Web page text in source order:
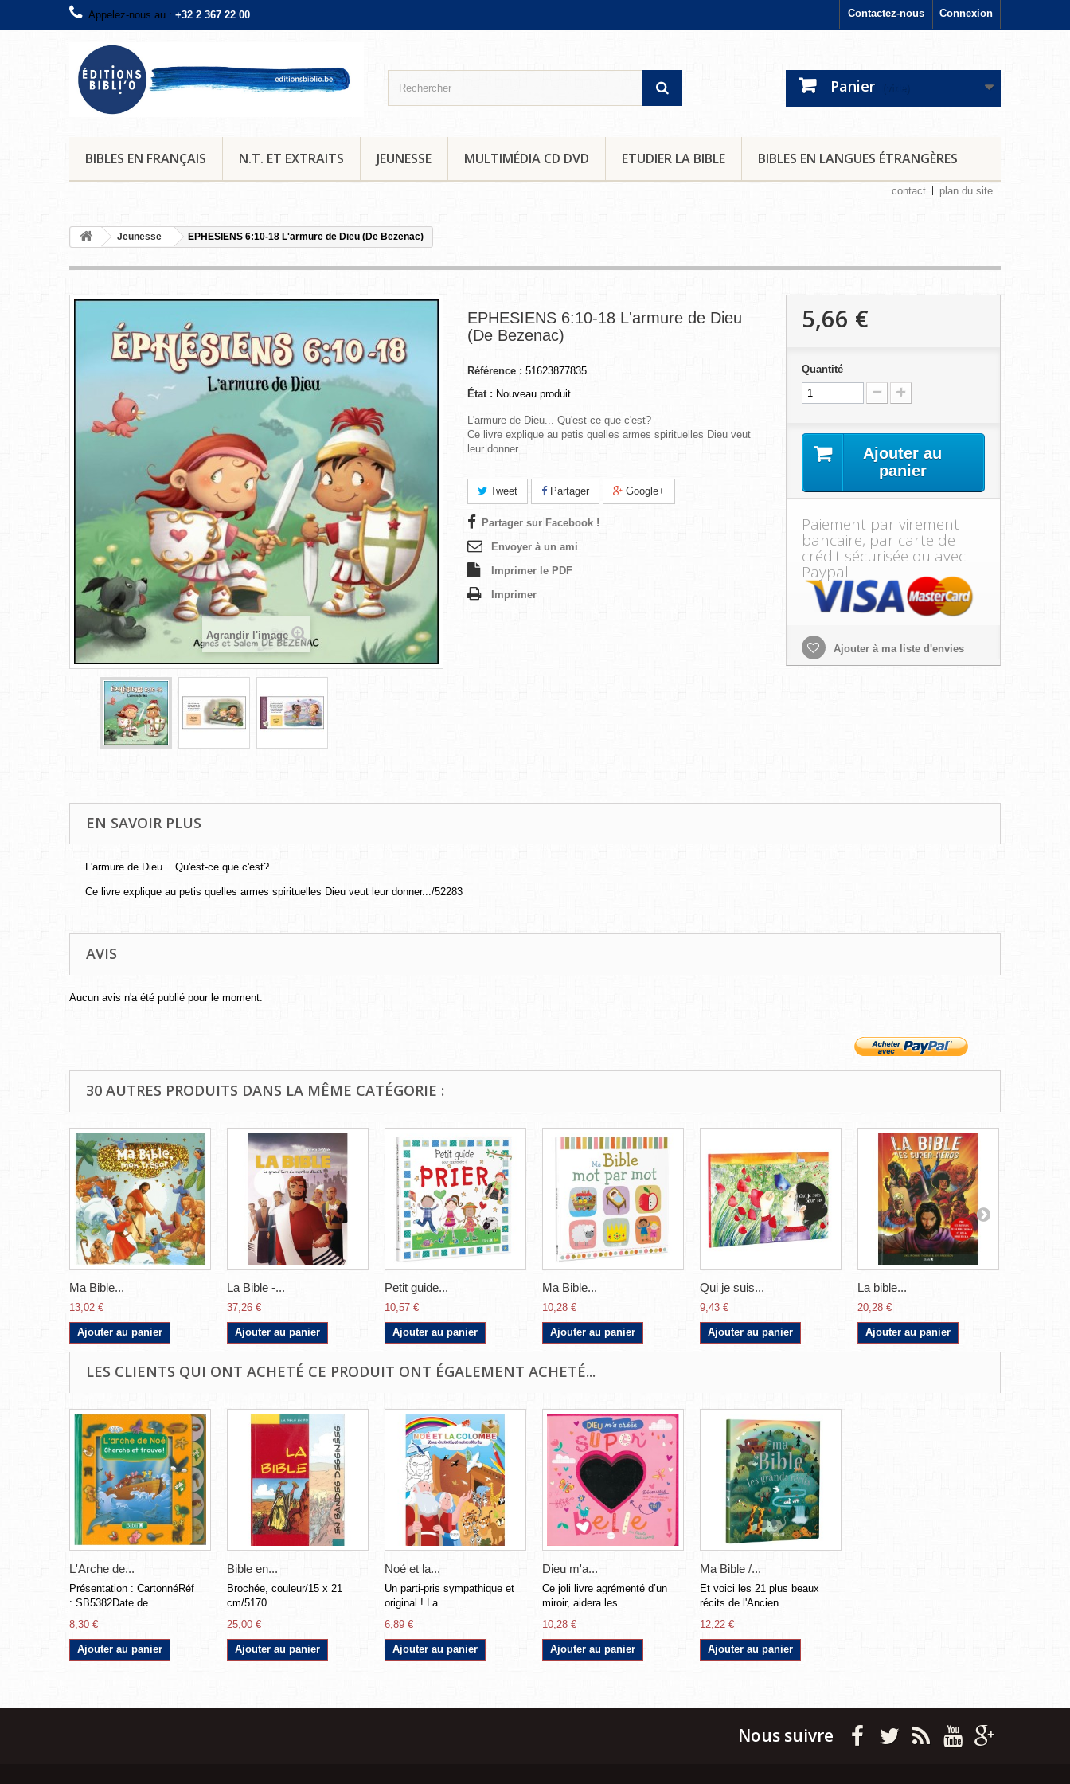
Connexion
Contactez-nous
Appelez-nous au : +32 2 367 22 00
Panier
BIBLES EN FRANÇAIS N.T. ET EXTRAITS JEUNESSE MULTIMÉDIA CD DVD ETUDIER LA BIBLE BIBLES EN LANGUES ÉTRANGÈRES
contact plan du site
Jeunesse EPHESIENS 6:10-18 L'armure de Dieu (De Bezenac)
Agrandir l'image
EPHESIENS 6:10-18 L'armure de Dieu
(De Bezenac)
Référence : 51623877835
État : Nouveau produit
L'armure de Dieu... Qu'est-ce que c'est?
Ce livre explique au petis quelles armes spirituelles Dieu veut
leur donner...
Tweet Partager Google+
Partager sur Facebook !
Envoyer à un ami
Imprimer le PDF
Imprimer
5,66 €
Quantité
Ajouter au
panier
Paiement par virement
bancaire, par carte de
crédit sécurisée ou avec
Paypal
Ajouter à ma liste d'envies
EN SAVOIR PLUS
L'armure de Dieu... Qu'est-ce que c'est?
Ce livre explique au petis quelles armes spirituelles Dieu veut leur donner.../52283
AVIS
Aucun avis n'a été publié pour le moment.
30 AUTRES PRODUITS DANS LA MÊME CATÉGORIE :
Ma Bible...
13,02 €
Ajouter au panier
La Bible -...
37,26 €
Ajouter au panier
Petit guide...
10,57 €
Ajouter au panier
Ma Bible...
10,28 €
Ajouter au panier
Qui je suis...
9,43 €
Ajouter au panier
La bible...
20,28 €
Ajouter au panier
LES CLIENTS QUI ONT ACHETÉ CE PRODUIT ONT ÉGALEMENT ACHETÉ...
L'Arche de...
Présentation : CartonnéRéf
: SB5382Date de...
8,30 €
Ajouter au panier
Bible en...
Brochée, couleur/15 x 21
cm/5170
25,00 €
Ajouter au panier
Noé et la...
Un parti-pris sympathique et
original ! La...
6,89 €
Ajouter au panier
Dieu m'a...
Ce joli livre agrémenté d’un
miroir, aidera les...
10,28 €
Ajouter au panier
Ma Bible /...
Et voici les 21 plus beaux
récits de l'Ancien...
12,22 €
Ajouter au panier
Nous suivre